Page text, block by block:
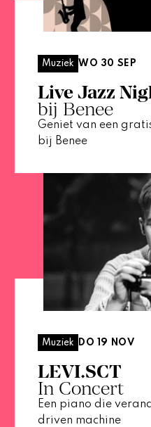
Muziek WO 30 SEP
Live Jazz
bij Benee
Geniet van een
bij Benee
Muziek DO 19 NOV
LEVI.SCT
In Concert
Een piano die
driven machine